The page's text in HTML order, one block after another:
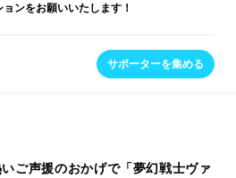
ンをお願いいたします！
サポーターを集める
ご声援のおかげで「夢幻戦士ヴァ